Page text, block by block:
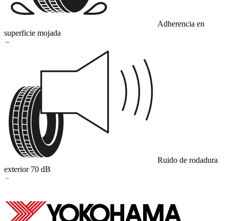
Adherencia en
superficie mojada
B
Ruido de rodadura
exterior 70 dB
B